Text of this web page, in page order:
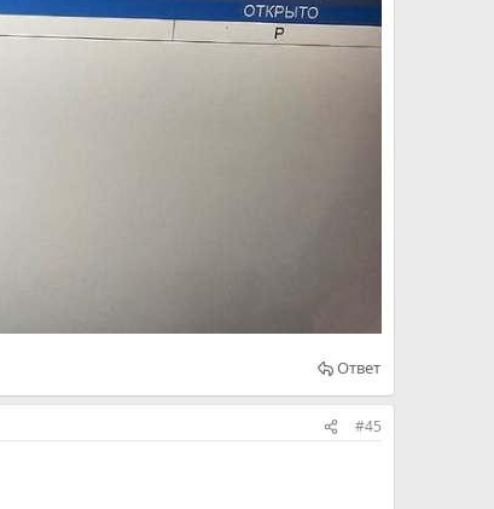
Ответ
#45